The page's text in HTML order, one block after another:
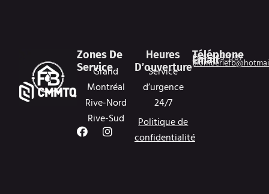
Zones De
Service
Grand
Montréal
Rive-Nord
Rive-Sud
F
a
I
n
Heures
D’ouverture
Service
d’urgence
24/7
Politique de
confidentialité
Téléphone
(514) 443-1707
Email